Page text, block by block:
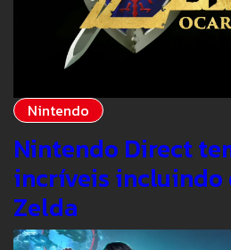
Nintendo
Nintendo Direct
incríveis incluindo
Zelda